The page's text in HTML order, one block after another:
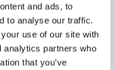
and ads, to
to analyse our traffic.
use of our site with
analytics partners who
that you’ve
zelf